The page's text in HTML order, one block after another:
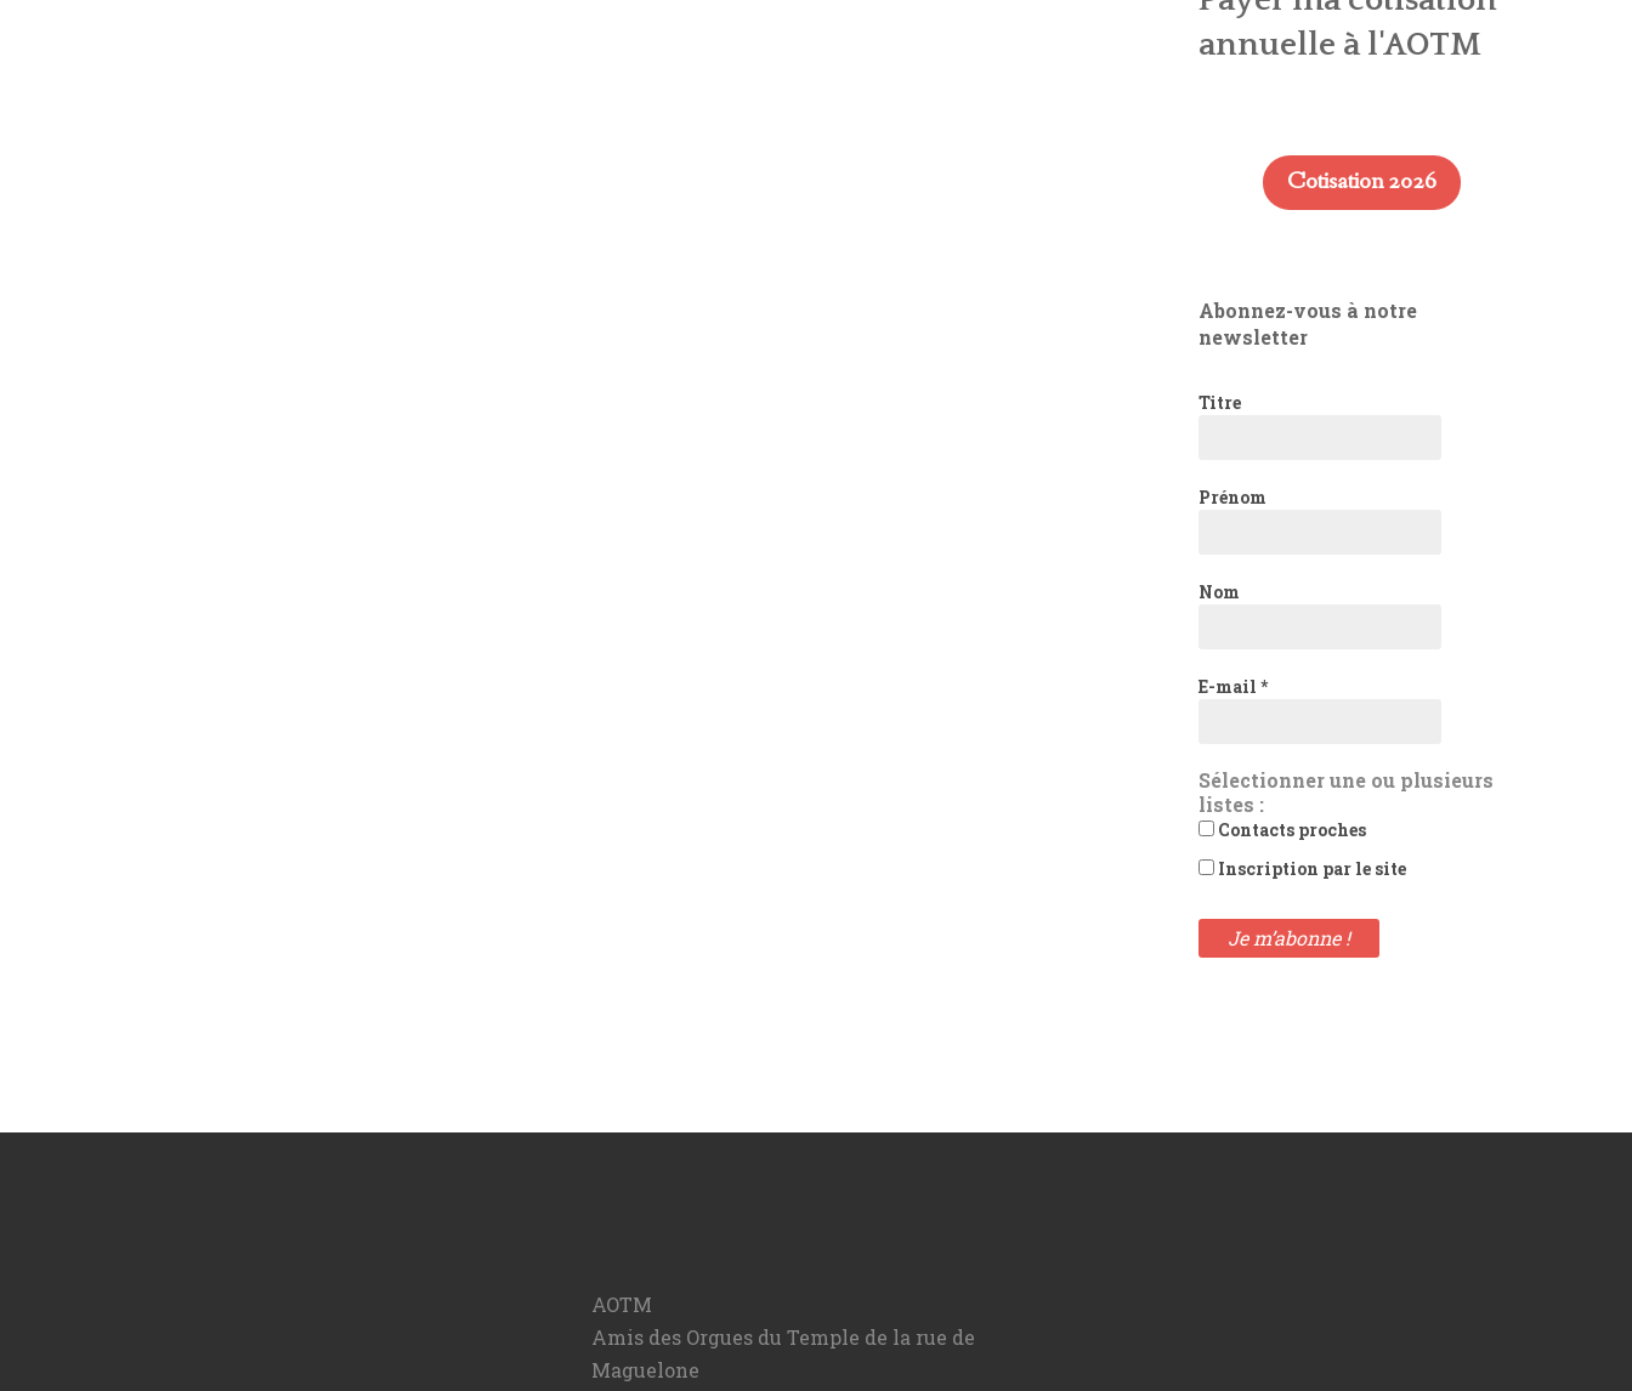
annuelle à l'AOTM
Cotisation 2026
Abonnez-vous à notre
newsletter
Titre
Prénom
Nom
E-mail *
Sélectionner une ou plusieurs
listes :
Contacts proches
Inscription par le site
AOTM
Amis des Orgues du Temple de la rue de
Maguelone